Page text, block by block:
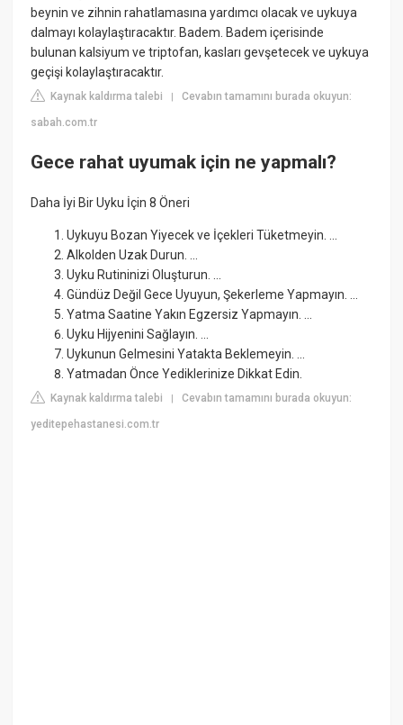
beynin ve zihnin rahatlamasına yardımcı olacak ve uykuya
dalmayı kolaylaştıracaktır. Badem. Badem içerisinde
bulunan kalsiyum ve triptofan, kasları gevşetecek ve uykuya
geçişi kolaylaştıracaktır.
Kaynak kaldırma talebi |Cevabın tamamını burada okuyun:
sabah.com.tr
Gece rahat uyumak için ne yapmalı?
Daha İyi Bir Uyku İçin 8 Öneri
Uykuyu Bozan Yiyecek ve İçekleri Tüketmeyin. ...
Alkolden Uzak Durun. ...
Uyku Rutininizi Oluşturun. ...
Gündüz Değil Gece Uyuyun, Şekerleme Yapmayın. ...
Yatma Saatine Yakın Egzersiz Yapmayın. ...
Uyku Hijyenini Sağlayın. ...
Uykunun Gelmesini Yatakta Beklemeyin. ...
Yatmadan Önce Yediklerinize Dikkat Edin.
Kaynak kaldırma talebi |Cevabın tamamını burada okuyun:
yeditepehastanesi.com.tr